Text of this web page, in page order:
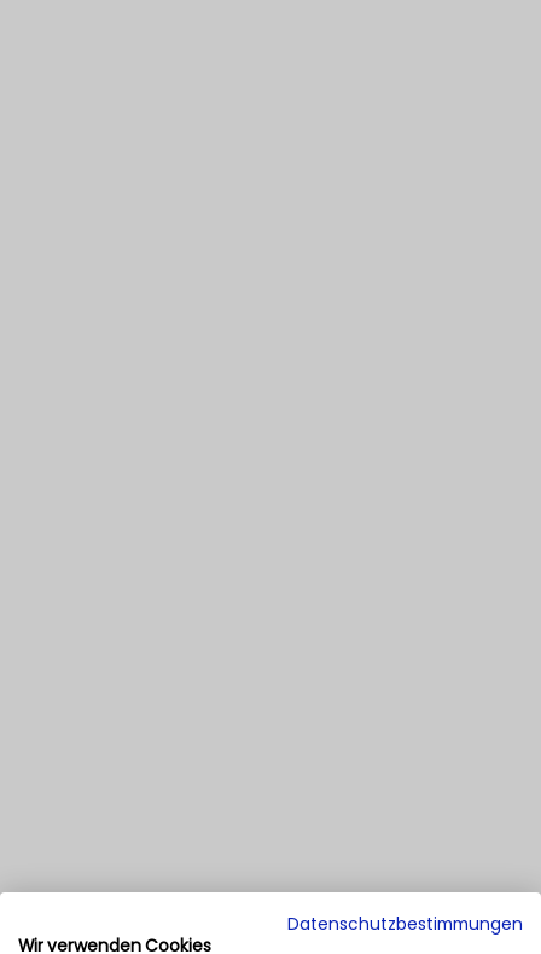
Datenschutzbestimmungen
Wir verwenden Cookies